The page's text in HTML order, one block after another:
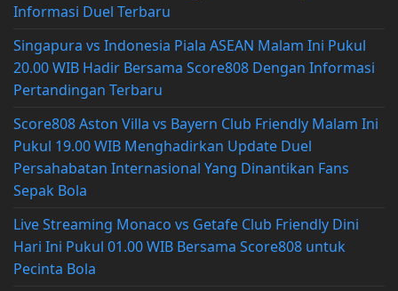
Informasi Duel Terbaru
Singapura vs Indonesia Piala ASEAN Malam Ini Pukul
20.00 WIB Hadir Bersama Score808 Dengan Informasi
Pertandingan Terbaru
Score808 Aston Villa vs Bayern Club Friendly Malam Ini
Pukul 19.00 WIB Menghadirkan Update Duel
Persahabatan Internasional Yang Dinantikan Fans
Sepak Bola
Live Streaming Monaco vs Getafe Club Friendly Dini
Hari Ini Pukul 01.00 WIB Bersama Score808 untuk
Pecinta Bola